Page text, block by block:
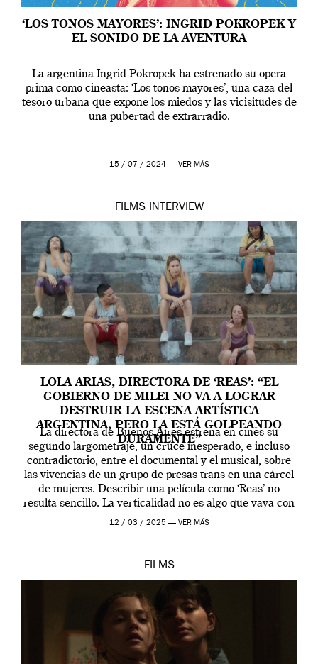
‘LOS TONOS MAYORES’: INGRID POKROPEK Y
EL SONIDO DE LA AVENTURA
La argentina Ingrid Pokropek ha estrenado su opera
prima como cineasta: ‘Los tonos mayores’, una caza del
tesoro urbana que expone los miedos y las vicisitudes de
una pubertad de extrarradio.
15 / 07 / 2024 — VER MÁS
FILMS INTERVIEW
LOLA ARIAS, DIRECTORA DE ‘REAS’: “EL
GOBIERNO DE MILEI NO VA A LOGRAR
DESTRUIR LA ESCENA ARTÍSTICA
ARGENTINA, PERO LA ESTÁ GOLPEANDO
DURAMENTE”
La directora de Buenos Aires estrena en cines su
segundo largometraje, un cruce inesperado, e incluso
contradictorio, entre el documental y el musical, sobre
las vivencias de un grupo de presas trans en una cárcel
de mujeres. Describir una película como ‘Reas’ no
resulta sencillo. La verticalidad no es algo que vaya con
la artista, […]
12 / 03 / 2025 — VER MÁS
FILMS